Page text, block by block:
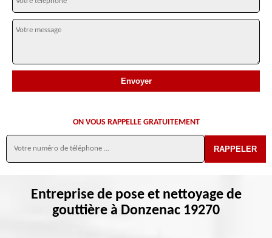
ON VOUS RAPPELLE GRATUITEMENT
Entreprise de pose et nettoyage de
gouttière à Donzenac 19270